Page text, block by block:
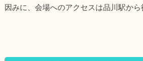
因みに、会場へのアクセスは品川駅から